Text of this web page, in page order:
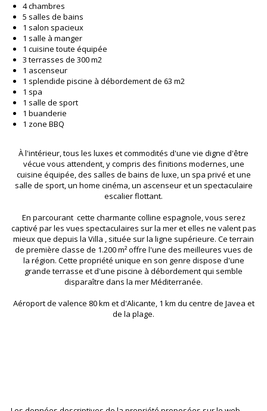
4 chambres
5 salles de bains
1 salon spacieux
1 salle à manger
1 cuisine toute équipée
3 terrasses de 300 m2
1 ascenseur
1 splendide piscine à débordement de 63 m2
1 spa
1 salle de sport
1 buanderie
1 zone BBQ
À l'intérieur, tous les luxes et commodités d'une vie digne d'être
vécue vous attendent, y compris des finitions modernes, une
cuisine équipée, des salles de bains de luxe, un spa privé et une
salle de sport, un home cinéma, un ascenseur et un spectaculaire
escalier flottant.
En parcourant cette charmante colline espagnole, vous serez
captivé par les vues spectaculaires sur la mer et elles ne valent pas
mieux que depuis la Villa , située sur la ligne supérieure. Ce terrain
de première classe de 1.200 m² offre l'une des meilleures vues de
la région. Cette propriété unique en son genre dispose d'une
grande terrasse et d'une piscine à débordement qui semble
disparaître dans la mer Méditerranée.
Aéroport de valence 80 km et d'Alicante, 1 km du centre de Javea et
de la plage.